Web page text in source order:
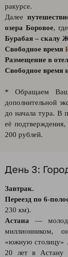
ракурсе.
Далее
озера Боровое,
Бурабая – скалу
Свободное время
Размещение в
Свободное время
* Обращаем
дополнительной
до начала тура. В
её
200 рублей.
День 3:
Завтрак.
Переезд по 6-
230 км).
Астана —
миллионником,
«южную столицу»
20 лет в Астану